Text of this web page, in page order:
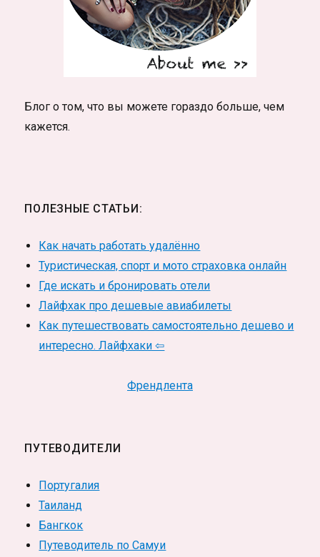
Блог о том, что вы можете гораздо больше, чем
кажется.
ПОЛЕЗНЫЕ СТАТЬИ:
Как начать работать удалённо
Туристическая, спорт и мото страховка онлайн
Где искать и бронировать отели
Лайфхак про дешевые авиабилеты
Как путешествовать самостоятельно дешево и
интересно. Лайфхаки ⇦
Френдлента
ПУТЕВОДИТЕЛИ
Португалия
Таиланд
Бангкок
Путеводитель по Самуи